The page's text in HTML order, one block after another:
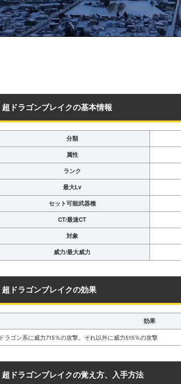
超ドラゴンブレイクの基本情報
分類
属性
ランク
最大Lv
セット可能武器種
CT/最速CT
対象
威力/最大威力
超ドラゴンブレイクの効果
効果
ドラゴン系に威力715％の攻撃。それ以外に威力515％の攻撃
超ドラゴンブレイクの覚え方、入手方法